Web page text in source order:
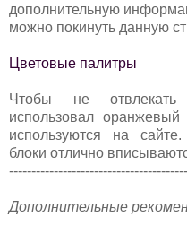
дополнительную
можно покинуть данную
Цветовые палитры
Чтобы не отвлекать
использовал
используются на
блоки отлично
Дополнительные